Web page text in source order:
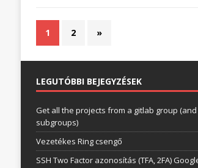
1 2 »
LEGUTÓBBI BEJEGYZÉSEK
Get all the projects from a gitlab group (and
subgroups)
Vezetékes Ring csengő
SSH Two Factor azonosítás (TFA, 2FA)